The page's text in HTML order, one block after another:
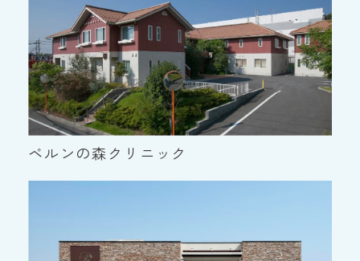
ベルンの森クリニック